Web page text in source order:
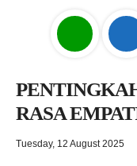
RASA
Tuesday, 12 August 2025